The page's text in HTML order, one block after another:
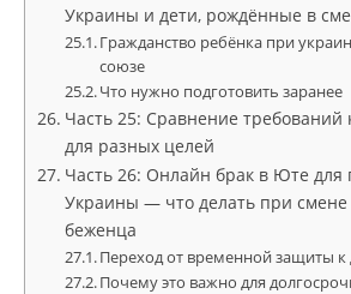
Украины и дети, рождённые в
Гражданство ребёнка при
союзе
Что нужно подготовить заранее
Часть 25: Сравнение требований
для разных целей
Часть 26: Онлайн брак в Юте для
Украины — что делать при смене
беженца
Переход от временной защиты к
Почему это важно для